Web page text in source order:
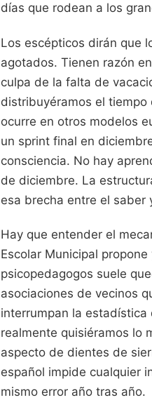
días que rodean a los
Los escépticos dirán que
agotados. Tienen razón
culpa de la falta de
distribuyéramos el
ocurre en otros modelos
un sprint final en
consciencia. No hay
de diciembre. La
esa brecha entre el saber
Hay que entender el
Escolar Municipal
psicopedagogos suele
asociaciones de vecinos
interrumpan la estadística
realmente quisiéramos lo
aspecto de dientes de
español impide cualquier
mismo error año tras año.